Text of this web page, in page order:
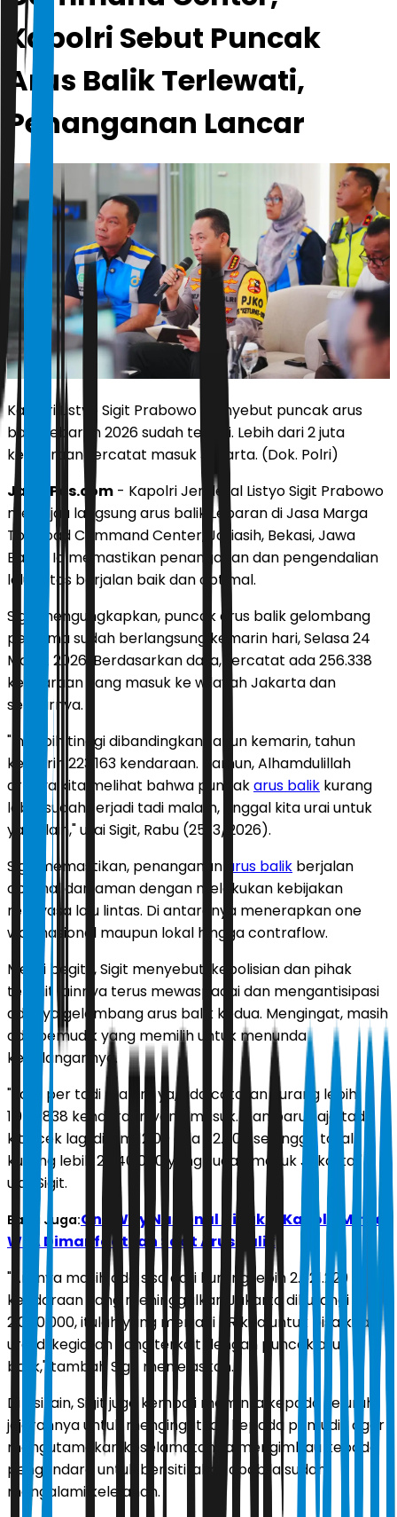
Kapolri Sebut Puncak
Arus Balik Terlewati,
Penanganan Lancar
Kapolri Listyo Sigit Prabowo menyebut puncak arus
balik Lebaran 2026 sudah terjadi. Lebih dari 2 juta
kendaraan tercatat masuk Jakarta. (Dok. Polri)
JawaPos.com - Kapolri Jenderal Listyo Sigit Prabowo
meninjau langsung arus balik Lebaran di Jasa Marga
Toll Road Command Center, Jatiasih, Bekasi, Jawa
Barat. Ia memastikan penanganan dan pengendalian
lalu lintas berjalan baik dan optimal.
Sigit mengungkapkan, puncak arus balik gelombang
pertama sudah berlangsung kemarin hari, Selasa 24
Maret 2026. Berdasarkan data, tercatat ada 256.338
kendaraan yang masuk ke wilayah Jakarta dan
sekitarnya.
"Ini lebih tinggi dibandingkan tahun kemarin, tahun
kemarin 223.163 kendaraan. Namun, Alhamdulillah
artinya kita melihat bahwa puncakarus balik kurang
lebih sudah terjadi tadi malam, tinggal kita urai untuk
yang lain," urai Sigit, Rabu (25/3/2026).
Sigit memastikan, penanganan arus balik berjalan
optimal dan aman dengan melakukan kebijakan
rekayasa lalu lintas. Di antaranya menerapkan one
way nasional maupun lokal hingga contraflow.
Meski begitu, Sigit menyebut, kepolisian dan pihak
terkait lainnya terus mewaspadai dan mengantisipasi
adanya gelombang arus balik kedua. Mengingat, masih
ada pemudik yang memilih untuk menunda
kepulangannya.
"Jadi, per tadi malam ya, ada catatan kurang lebih
1.958.838 kendaraan yang masuk. Dan baru saja tadi
kita cek lagi di jam 12.00 ada 82.000 sehingga total
kurang lebih 2.040.000 yang sudah masuk Jakarta,"
ujar Sigit.
Baca Juga:One Way Nasional Dibuka, Kapolri Minta
WFA Dimanfaatkan Saat Arus Balik
"Artinya masih ada sisa dari kurang lebih 2.521.229
kendaraan yang meninggalkan Jakarta dikurangi
2.040.000, itulah yang menjadi PR kita untuk bisa kita
urai di kegiatan yang terkait dengan puncak arus
balik," tambah Sigit menjelaskan.
Di sisi lain, Sigit juga kembali meminta kepada seluruh
jajarannya untuk mengingatkan kepada pemudik agar
mengutamakan keselamatan. Ia mengimbau kepada
pengendara untuk berisitirahat apabila sudah
mengalami kelelahan.